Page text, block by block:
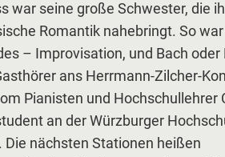
war seine große Schwester, die
Romantik nahebringt. So
– Improvisation, und Bach
ans Herrmann-Zilcher-
Pianisten und Hochschullehrer
an der Würzburger
nächsten Stationen heißen